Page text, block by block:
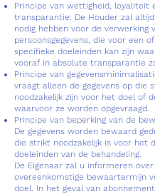
Principe van wettigheid, loyaliteit
transparantie: De Houder zal
nodig hebben voor de verwerking
persoonsgegevens, die voor een
specifieke doeleinden kan zijn
vooraf in absolute transparantie
Principe van
vraagt alleen de gegevens op die
noodzakelijk zijn voor het doel of
waarvoor ze worden opgevraagd.
Principe van beperking van de
De gegevens worden bewaard
die strikt noodzakelijk is voor het
doeleinden van de behandeling.
De Eigenaar zal u informeren over
overeenkomstige bewaartermijn
doel. In het geval van